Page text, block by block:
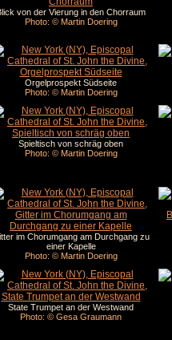
von der Vierung in den Chorraum
Photo: © Martin Doering
Orgelprospekt Südseite
Photo: © Martin Doering
Spieltisch von schräg oben
Photo: © Martin Doering
im Chorumgang am Durchgang zu
einer Kapelle
Photo: © Martin Doering
State Trumpet an der Westwand
Photo: © Gesa Graumann